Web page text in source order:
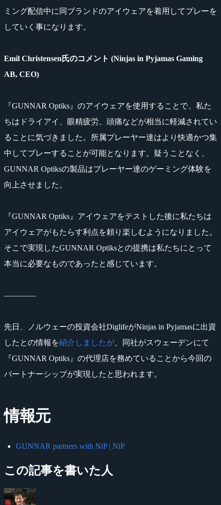
ミング配信中に同ブランドのアイウェアを着用してプレーを
していく事になります。
Emil Christensen氏のコメント (Ninjas in Pyjamas Gaming
AB, CEO)
『GUNNAR Optiks』のアイウェアを使用することで、私た
ちはドライアイ、眼精疲労、頭痛などが相当に軽減されてい
ることに気づきました。所属プレーヤー達はより快適かつ集
中してプレーすることが可能となります。疑うことなく、
GUNNAR Optiksの製品はプレーヤー達のゲーミング体験を
向上させました。
『GUNNAR Optiks』アイウェアをテストした後に私たちは
アイウェアがもたらす利点を頼り楽しむようになりました。
そこで実現したGUNNAR Optiksとの提携は私たちにとって
本当に必要なものであったと感じています。
――――
先日、ノルウェーの投資会社DiglifeがNinjas in Pyjamasに出資
したとの情報を紹介しましたが 、同社がスウェーデンにて
『GUNNAR Optiks』の代理店を務めていることから今回の
パートナーシップが実現したと思われます。
情報元
GUNNAR partners with NiP | NiP
この記事を書いた人